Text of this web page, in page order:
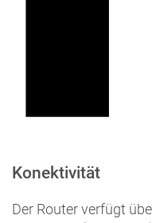
Konektivität
Der Router verfügt